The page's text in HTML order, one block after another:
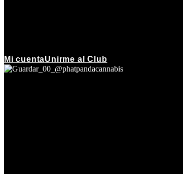
Mi cuentaUnirme al Club